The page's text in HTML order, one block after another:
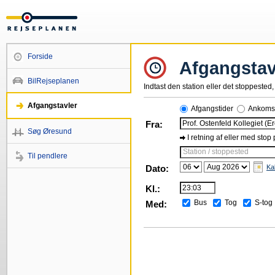
Forside
BilRejseplanen
Afgangstavler
Søg Øresund
Til pendlere
Indtast den station eller det
Afgangstider
Fra:
I retning af eller med stop
Station / stoppested
Dato:
Kl.:
Med:
Bus Tog S-tog